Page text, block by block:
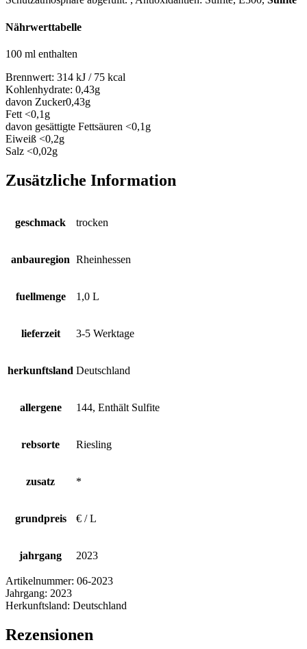
Nährwerttabelle
100 ml enthalten
Brennwert: 314 kJ / 75 kcal
Kohlenhydrate: 0,43g
davon Zucker0,43g
Fett <0,1g
davon gesättigte Fettsäuren <0,1g
Eiweiß <0,2g
Salz <0,02g
Zusätzliche Information
geschmack trocken
anbauregion Rheinhessen
fuellmenge 1,0 L
lieferzeit 3-5 Werktage
herkunftsland Deutschland
allergene 144, Enthält Sulfite
rebsorte Riesling
zusatz *
grundpreis € / L
jahrgang 2023
Artikelnummer: 06-2023
Jahrgang: 2023
Herkunftsland: Deutschland
Rezensionen